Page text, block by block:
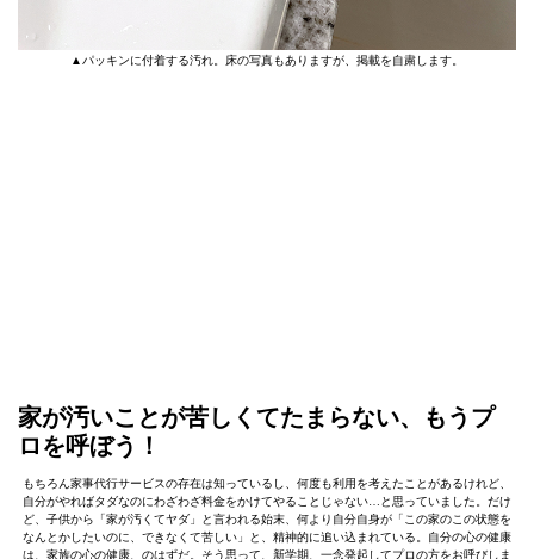
▲パッキンに付着する汚れ。床の写真もありますが、掲載を自粛します。
家が汚いことが苦しくてたまらない、もうプ
ロを呼ぼう！
もちろん家事代行サービスの存在は知っているし、何度も利用を考えたことがあるけれど、
自分がやればタダなのにわざわざ料金をかけてやることじゃない…と思っていました。だけ
ど、子供から「家が汚くてヤダ」と言われる始末、何より自分自身が「この家のこの状態を
なんとかしたいのに、できなくて苦しい」と、精神的に追い込まれている。自分の心の健康
は、家族の心の健康、のはずだ。そう思って、新学期、一念発起してプロの方をお呼びしま